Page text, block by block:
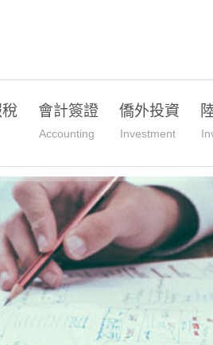
會計簽證
Accounting
僑外投資
Investment